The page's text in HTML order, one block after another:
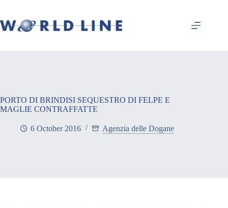
PORTO DI BRINDISI SEQUESTRO DI FELPE E
MAGLIE CONTRAFFATTE
6 October 2016 Agenzia delle Dogane